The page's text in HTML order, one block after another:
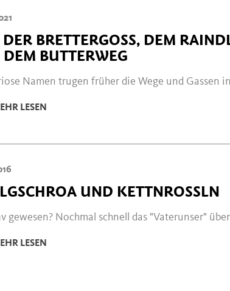
BRETTERGOSS, DEM
BUTTERWEG
Namen trugen früher die Wege und Gassen
LESEN
UND KETTNROSSLN
gewesen? Nochmal schnell das "Vaterunser"
LESEN